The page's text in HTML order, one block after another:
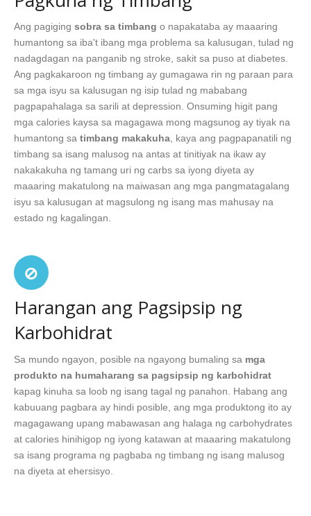
Ang pagiging sobra sa timbang o napakataba ay maaaring
humantong sa iba't ibang mga problema sa kalusugan, tulad ng
nadagdagan na panganib ng stroke, sakit sa puso at diabetes.
Ang pagkakaroon ng timbang ay gumagawa rin ng paraan para
sa mga isyu sa kalusugan ng isip tulad ng mababang
pagpapahalaga sa sarili at depression. Onsuming higit pang
mga calories kaysa sa magagawa mong magsunog ay tiyak na
humantong sa timbang makakuha, kaya ang pagpapanatili ng
timbang sa isang malusog na antas at tinitiyak na ikaw ay
nakakakuha ng tamang uri ng carbs sa iyong diyeta ay
maaaring makatulong na maiwasan ang mga pangmatagalang
isyu sa kalusugan at magsulong ng isang mas mahusay na
estado ng kagalingan.
Harangan ang Pagsipsip ng
Karbohidrat
Sa mundo ngayon, posible na ngayong bumaling sa mga
produkto na humaharang sa pagsipsip ng karbohidrat
kapag kinuha sa loob ng isang tagal ng panahon. Habang ang
kabuuang pagbara ay hindi posible, ang mga produktong ito ay
magagawang upang mabawasan ang halaga ng carbohydrates
at calories hinihigop ng iyong katawan at maaaring makatulong
sa isang programa ng pagbaba ng timbang ng isang malusog
na diyeta at ehersisyo.